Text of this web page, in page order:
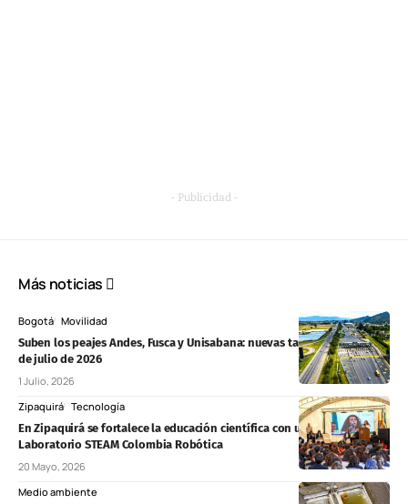
- Publicidad -
Más noticias
Bogotá Movilidad
Suben los peajes Andes, Fusca y Unisabana: nuevas tarifas desde este 1
de julio de 2026
1 Julio, 2026
Zipaquirá Tecnología
En Zipaquirá se fortalece la educación científica con un nuevo
Laboratorio STEAM Colombia Robótica
20 Mayo, 2026
Medio ambiente